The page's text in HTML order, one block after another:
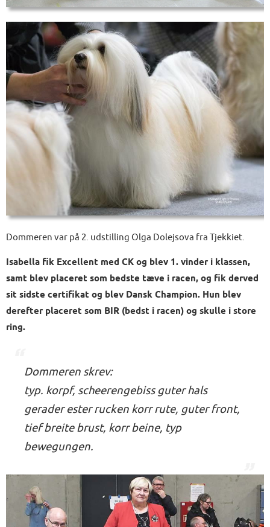
Dommeren var på 2. udstilling Olga Dolejsova fra Tjekkiet.
Isabella fik Excellent med CK og blev 1. vinder i klassen,
samt blev placeret som bedste tæve i racen, og fik derved
sit sidste certifikat og blev Dansk Champion. Hun blev
derefter placeret som BIR (bedst i racen) og skulle i store
ring.
Dommeren skrev:
typ. korpf, scheerengebiss guter hals
gerader ester rucken korr rute, guter front,
tief breite brust, korr beine, typ
bewegungen.